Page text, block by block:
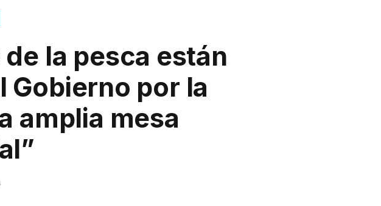
la pesca están
por la
amplia mesa